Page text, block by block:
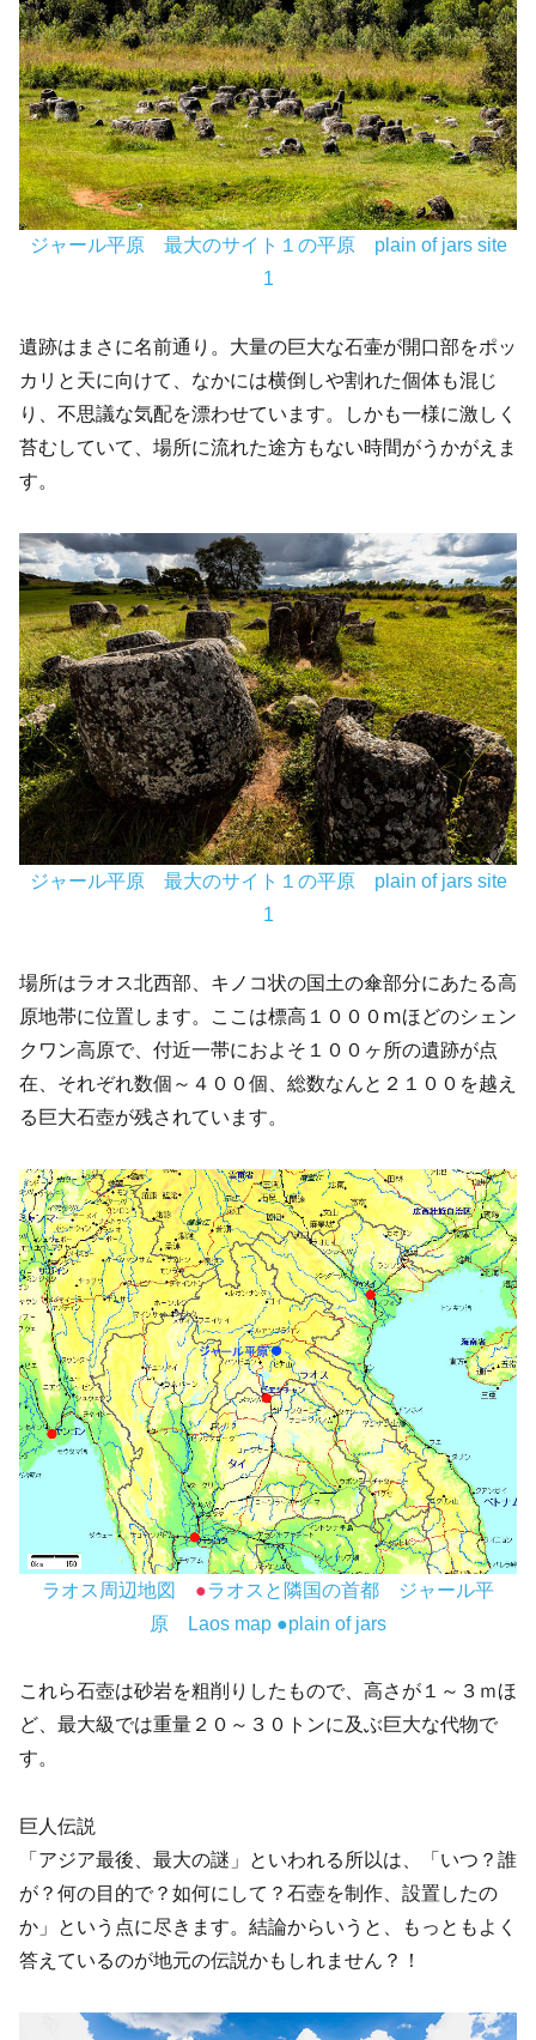
ジャール平原 最大のサイト１の平原 plain of jars site
1
遺跡はまさに名前通り。大量の巨大な石壷が開口部をポッ
カリと天に向けて、なかには横倒しや割れた個体も混じ
り、不思議な気配を漂わせています。しかも一様に激しく
苔むしていて、場所に流れた途方もない時間がうかがえま
す。
ジャール平原 最大のサイト１の平原 plain of jars site
1
場所はラオス北西部、キノコ状の国土の傘部分にあたる高
原地帯に位置します。ここは標高１０００ⅿほどのシェン
クワン高原で、付近一帯におよそ１００ヶ所の遺跡が点
在、それぞれ数個～４００個、総数なんと２１００を越え
る巨大石壺が残されています。
ラオス周辺地図 ●ラオスと隣国の首都 ジャール平
原 Laos map ●plain of jars
これら石壺は砂岩を粗削りしたもので、高さが１～３ｍほ
ど、最大級では重量２０～３０トンに及ぶ巨大な代物で
す。
巨人伝説
「アジア最後、最大の謎」といわれる所以は、「いつ？誰
が？何の目的で？如何にして？石壺を制作、設置したの
か」という点に尽きます。結論からいうと、もっともよく
答えているのが地元の伝説かもしれません？！